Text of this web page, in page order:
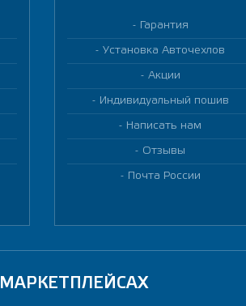
Гарантия
Установка Авточехлов
Акции
Индивидуальный пошив
Написать нам
Отзывы
Почта России